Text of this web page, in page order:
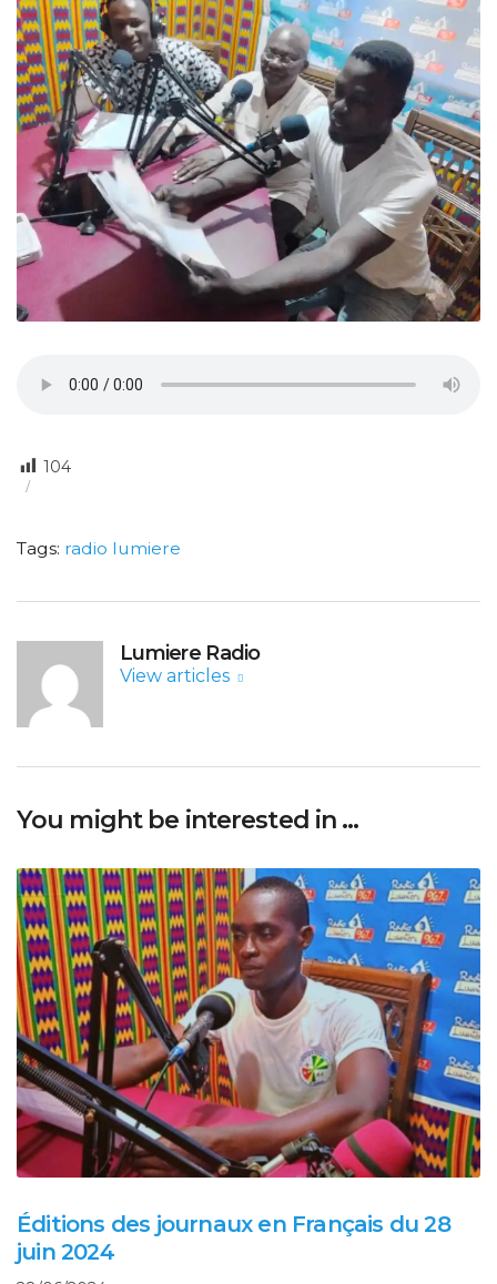
104
Tags: radio lumiere
Lumiere Radio
View articles
You might be interested in …
Éditions des journaux en Français du 28
juin 2024